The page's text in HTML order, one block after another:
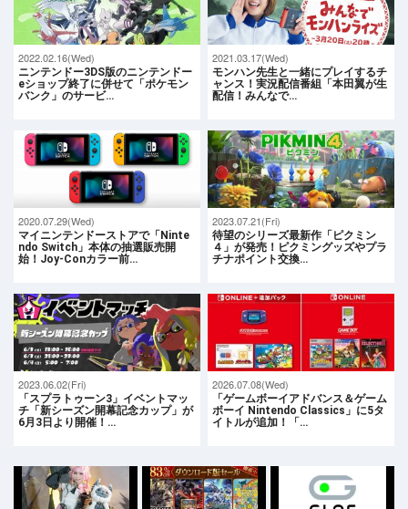
2022.02.16(Wed)
ニンテンドー3DS版のニンテンドー
eショップ終了に併せて「ポケモン
バンク」のサービ…
2021.03.17(Wed)
モンハン先生と一緒にプレイするチ
ャンス！実況配信番組「本田翼が生
配信！みんなで…
2020.07.29(Wed)
マイニンテンドーストアで「Ninte
ndo Switch」本体の抽選販売開
始！Joy-Conカラー前…
2023.07.21(Fri)
待望のシリーズ最新作「ピクミン
４」が発売！ピクミングッズやプラ
チナポイント交換…
2023.06.02(Fri)
「スプラトゥーン3」イベントマッ
チ「新シーズン開幕記念カップ」が
6月3日より開催！…
2026.07.08(Wed)
「ゲームボーイアドバンス＆ゲーム
ボーイ Nintendo Classics」に5タ
イトルが追加！「…